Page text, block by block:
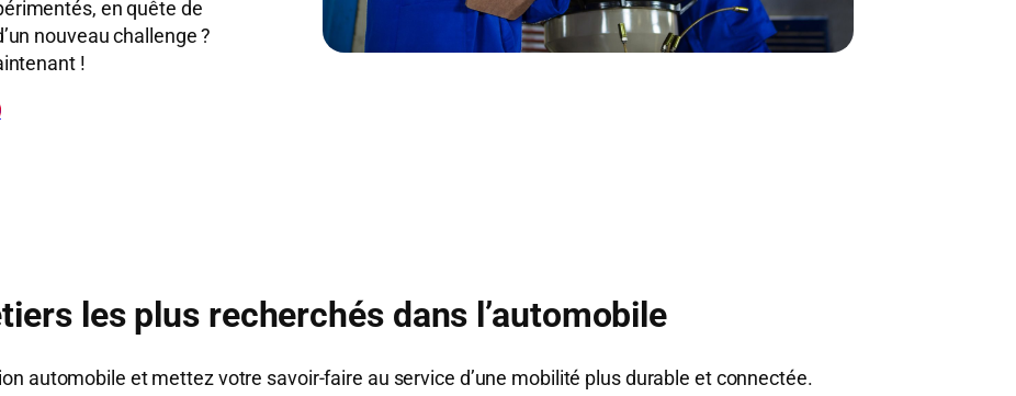
en quête de
nouveau challenge ?
!
les plus recherchés dans l’automobile
automobile et mettez votre savoir-faire au service d’une mobilité plus durable et connectée.